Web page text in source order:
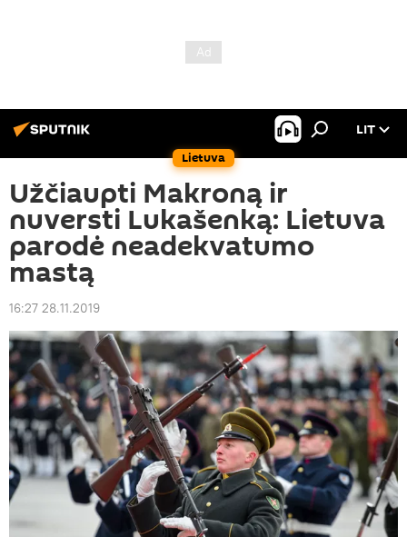
Lietuva
LIT
Užčiaupti Makroną ir
nuversti Lukašenką: Lietuva
parodė neadekvatumo
mastą
16:27 28.11.2019